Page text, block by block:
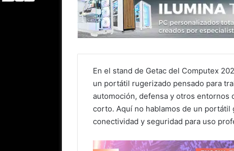
En el stand de Getac del Computex
un portátil rugerizado pensado para
automoción, defensa y otros entornos
corto. Aquí no hablamos de un
conectividad y seguridad para uso